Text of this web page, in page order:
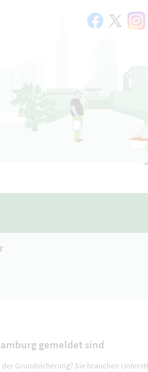
gemeldet sind
Grundsicherung? Sie brauchen